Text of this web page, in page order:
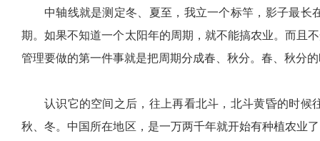
中轴线就是测定冬、夏至，我立一个标竿，影子最
期。如果不知道一个太阳年的周期，就不能搞农业。而且
管理要做的第一件事就是把周期分成春、秋分。春、秋分
认识它的空间之后，往上再看北斗，北斗黄昏的时
秋、冬。中国所在地区，是一万两千年就开始有种植农业